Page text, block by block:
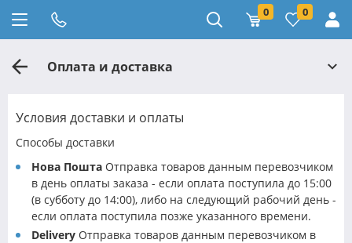
0 0
Оплата и доставка
Условия доставки и оплаты
Способы доставки
Нова Пошта Отправка товаров данным перевозчиком
в день оплаты заказа - если оплата поступила до 15:00
(в субботу до 14:00), либо на следующий рабочий день -
если оплата поступила позже указанного времени.
Delivery Отправка товаров данным перевозчиком в